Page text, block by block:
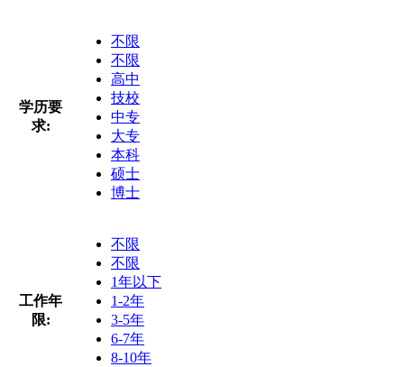
学历要
求:
不限
不限
高中
技校
中专
大专
本科
硕士
博士
工作年
限:
不限
不限
1年以下
1-2年
3-5年
6-7年
8-10年